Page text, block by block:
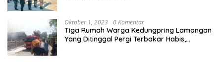
Oktober 1, 2023 0 Komentar
Tiga Rumah Warga Kedungpring Lamongan
Yang Ditinggal Pergi Terbakar Habis,